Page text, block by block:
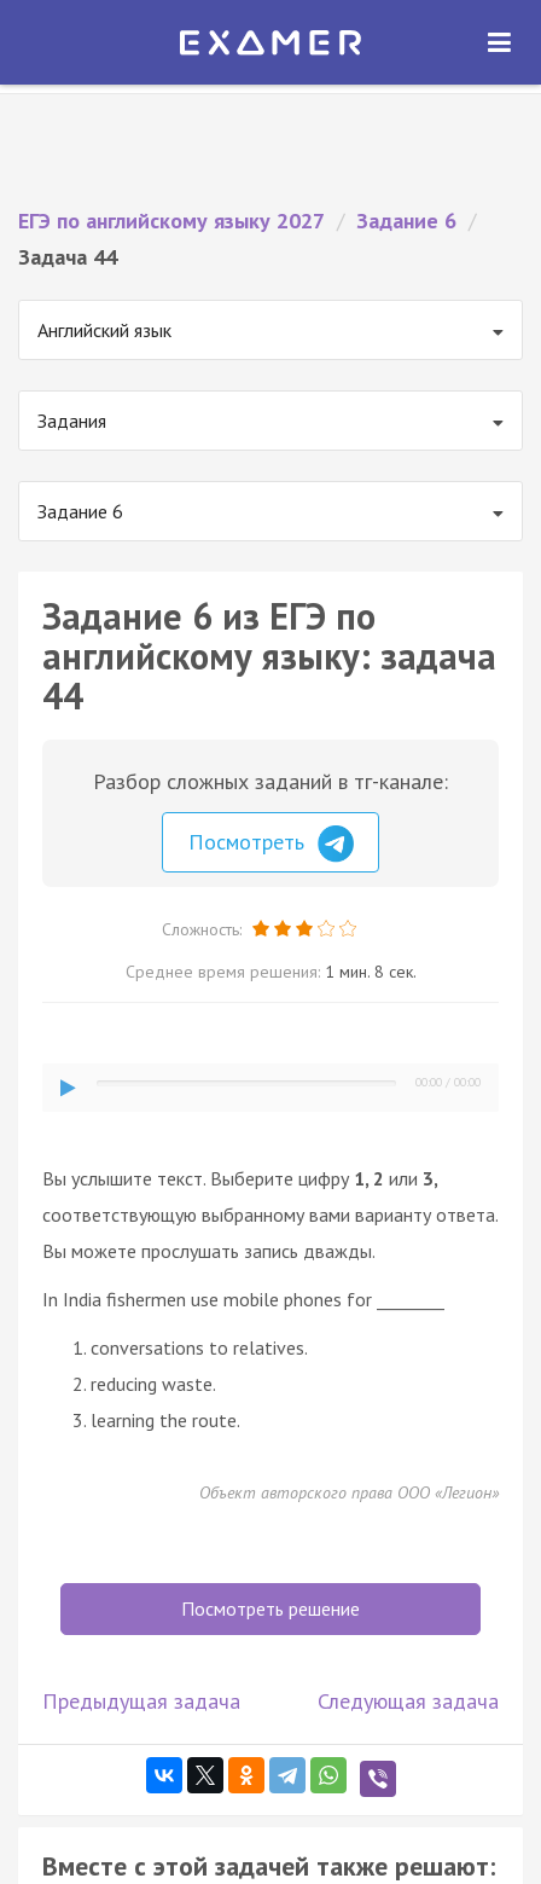
Экзамер — ЕГЭ 2027
ОТКРЫТЬ
ЕГЭ по английскому языку 2027 / Задание 6 /
Задача 44
Английский язык
Задания
Задание 6
Задание 6 из ЕГЭ по
английскому языку: задача
44
Разбор сложных заданий в тг-канале:
Посмотреть
Сложность:
Среднее время решения: 1 мин. 8 сек.
00:00 / 00:00
Вы услышите текст. Выберите цифру 1, 2 или 3,
соответствующую выбранному вами варианту ответа.
Вы можете прослушать запись дважды.
In India fishermen use mobile phones for ________
conversations to relatives.
reducing waste.
learning the route.
Объект авторского права ООО «Легион»
Посмотреть решение
Предыдущая задача Следующая задача
Вместе с этой задачей также решают: